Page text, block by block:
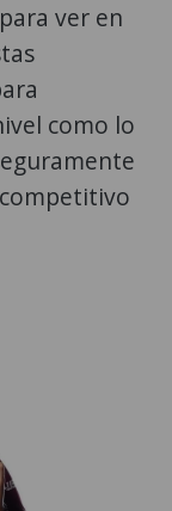
ver en
como lo